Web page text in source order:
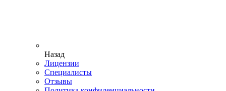
Назад
Лицензии
Специалисты
Отзывы